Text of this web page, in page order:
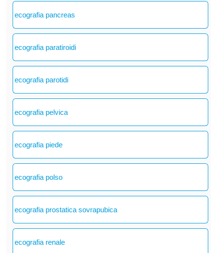
ecografia pancreas
ecografia paratiroidi
ecografia parotidi
ecografia pelvica
ecografia piede
ecografia polso
ecografia prostatica sovrapubica
ecografia renale